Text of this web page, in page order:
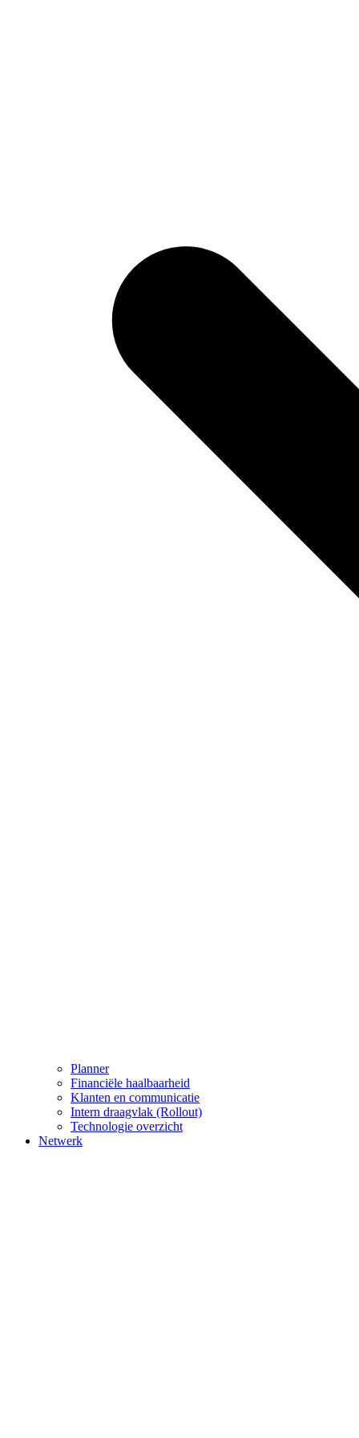
Planner
Financiële haalbaarheid
Klanten en communicatie
Intern draagvlak (Rollout)
Technologie overzicht
Netwerk